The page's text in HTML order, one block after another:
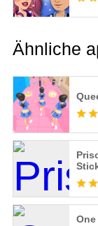
Ähnliche
One